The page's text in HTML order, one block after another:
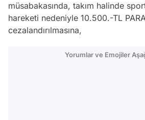
müsabakasında, takım halinde
hareketi nedeniyle 10.500.-TL
cezalandırılmasına,
Yorumlar ve Emojiler